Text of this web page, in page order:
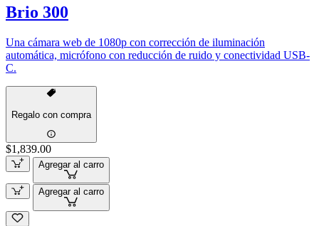
Brio 300
Una cámara web de 1080p con corrección de iluminación
automática, micrófono con reducción de ruido y conectividad USB-
C.
Regalo con compra
$1,839.00
Agregar al carro
Agregar al carro